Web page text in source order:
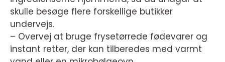
skulle besøge flere forskellige butikker
undervejs.
– Overvej at bruge frysetørrede fødevarer og
instant retter, der kan tilberedes med varmt